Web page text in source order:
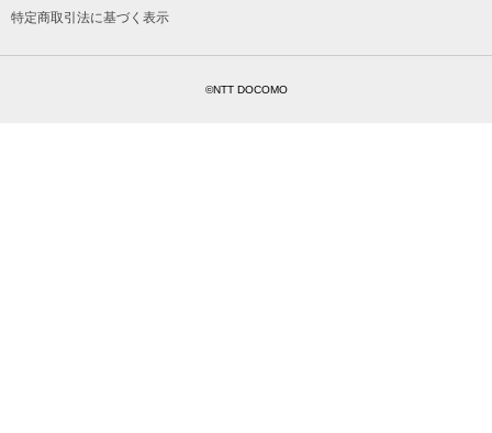
特定商取引法に基づく表示
©NTT DOCOMO